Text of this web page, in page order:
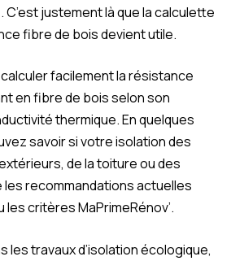
justement là que la calculette
fibre de bois devient utile.
facilement la résistance
en fibre de bois selon son
thermique. En quelques
savoir si votre isolation des
de la toiture ou des
recommandations actuelles
les critères MaPrimeRénov’.
les travaux d’isolation écologique,